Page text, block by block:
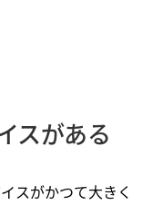
スがある
スがかつて大きく